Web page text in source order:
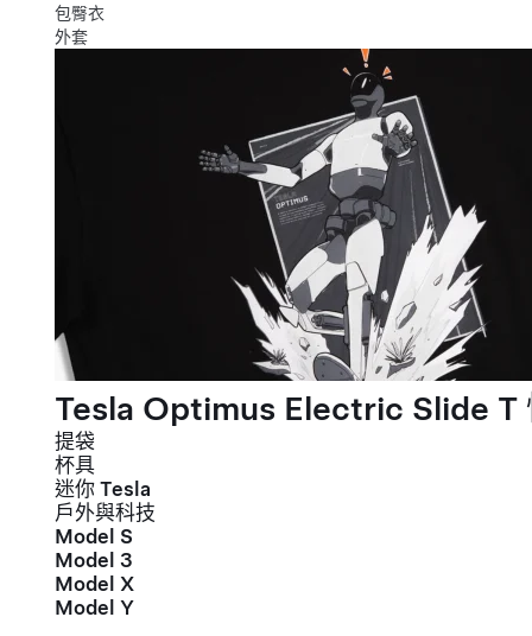
包臀衣
外套
Tesla Optimus Electric Slide T
提袋
杯具
迷你 Tesla
戶外與科技
Model S
Model 3
Model X
Model Y